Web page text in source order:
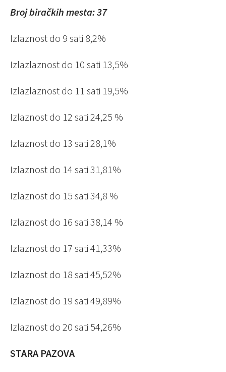
Broj biračkih mesta: 37
Izlaznost do 9 sati 8,2%
Izlazlaznost do 10 sati 13,5%
Izlazlaznost do 11 sati 19,5%
Izlaznost do 12 sati 24,25 %
Izlaznost do 13 sati 28,1%
Izlaznost do 14 sati 31,81%
Izlaznost do 15 sati 34,8 %
Izlaznost do 16 sati 38,14 %
Izlaznost do 17 sati 41,33%
Izlaznost do 18 sati 45,52%
Izlaznost do 19 sati 49,89%
Izlaznost do 20 sati 54,26%
STARA PAZOVA